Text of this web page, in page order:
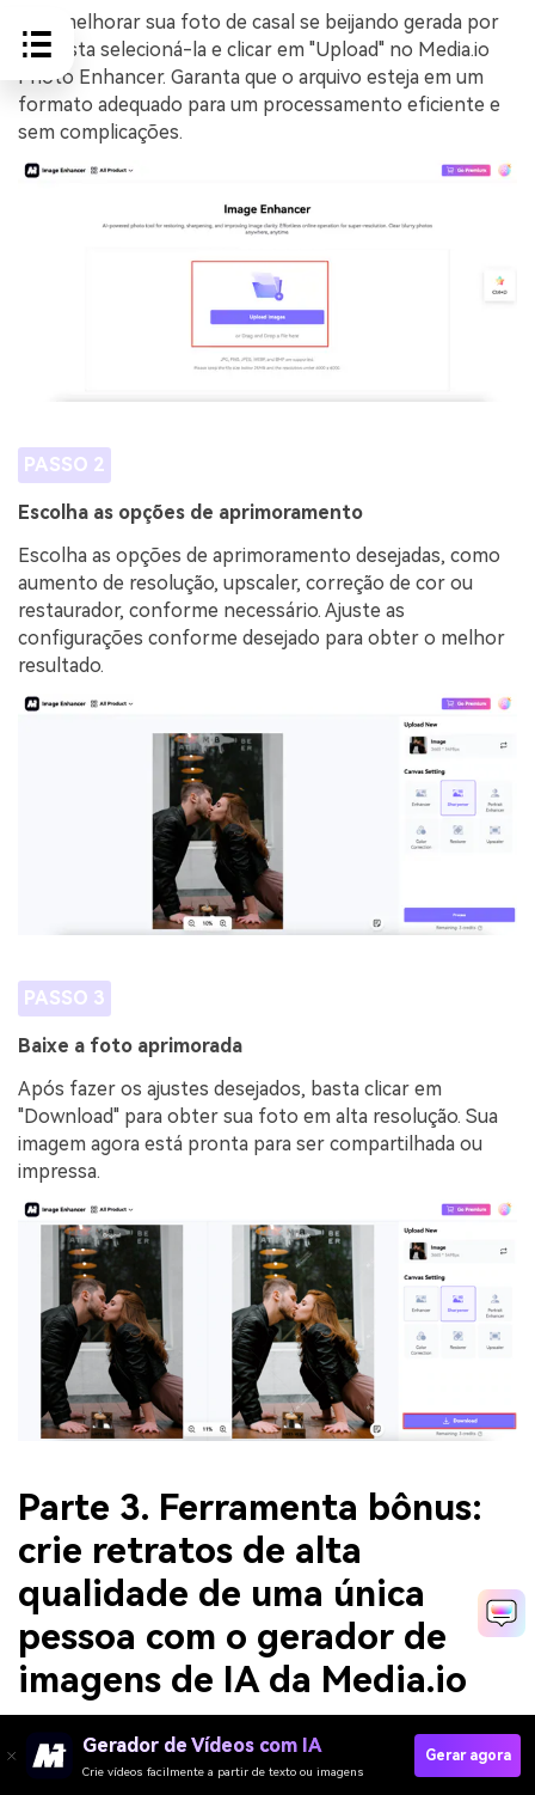
Para melhorar sua foto de casal se beijando gerada por
IA, basta selecioná-la e clicar em "Upload" no Media.io
Photo Enhancer. Garanta que o arquivo esteja em um
formato adequado para um processamento eficiente e
sem complicações.
PASSO 2
Escolha as opções de aprimoramento
Escolha as opções de aprimoramento desejadas, como
aumento de resolução, upscaler, correção de cor ou
restaurador, conforme necessário. Ajuste as
configurações conforme desejado para obter o melhor
resultado.
PASSO 3
Baixe a foto aprimorada
Após fazer os ajustes desejados, basta clicar em
"Download" para obter sua foto em alta resolução. Sua
imagem agora está pronta para ser compartilhada ou
impressa.
Parte 3. Ferramenta bônus:
crie retratos de alta
qualidade de uma única
pessoa com o gerador de
imagens de IA da Media.io
Gerador de Imagens de IA da Media.io
é voltado para
retratos de alta qualidade de indivíduos, mas é uma
Gerador de Vídeos com IA
Crie vídeos facilmente a partir de texto ou imagens
Gerar agora